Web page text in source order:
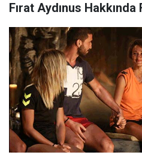
Fırat Aydınus